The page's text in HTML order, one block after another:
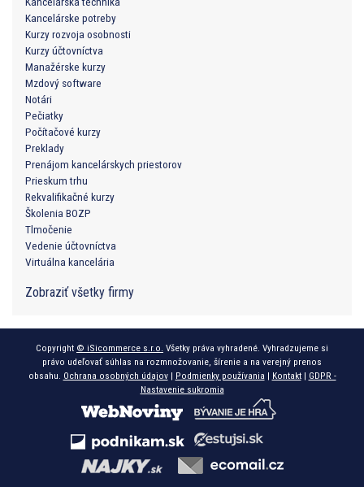
Kancelárske potreby
Kurzy rozvoja osobnosti
Kurzy účtovníctva
Manažérske kurzy
Mzdový software
Notári
Pečiatky
Počítačové kurzy
Preklady
Prenájom kancelárskych priestorov
Prieskum trhu
Rekvalifikačné kurzy
Školenia BOZP
Tlmočenie
Vedenie účtovníctva
Virtuálna kancelária
Zobraziť všetky firmy
Copyright © iSicommerce s.r.o. Všetky práva vyhradené. Vyhradzujeme si
právo udeľovať súhlas na rozmnožovanie, šírenie a na verejný prenos
obsahu. Ochrana osobných údajov| Podmienky používania | Kontakt| GDPR -
Nastavenie sukromia